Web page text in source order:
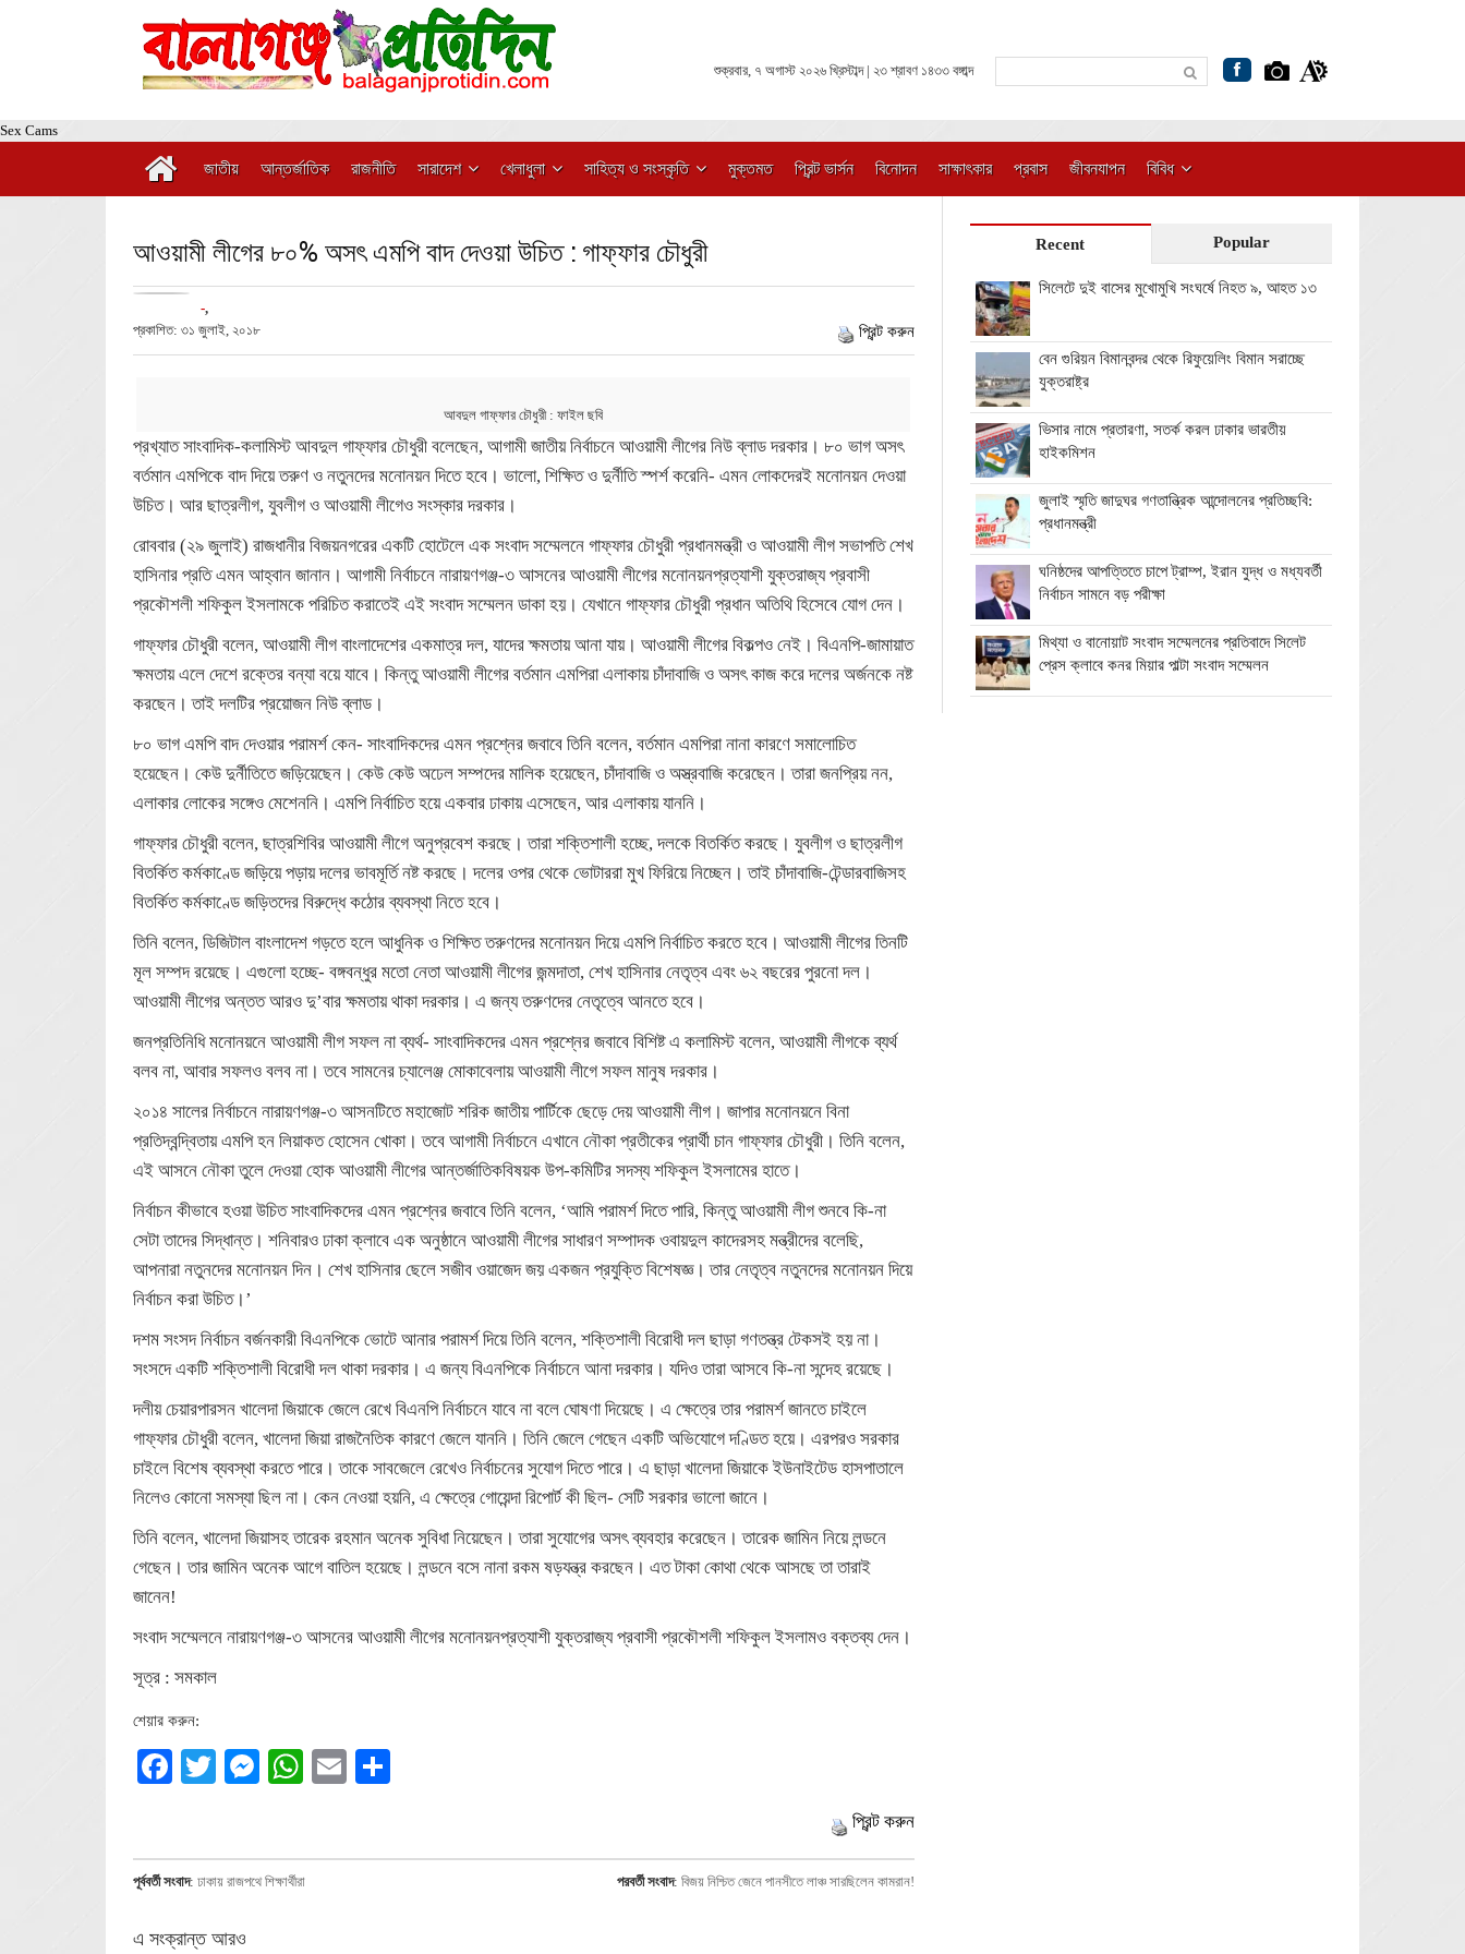
শুক্রবার, ৭ অগাস্ট ২০২৬ খ্রিস্টাব্দ | ২৩ শ্রাবণ ১৪৩৩ বঙ্গাব্দ
Sex Cams
জাতীয় আন্তর্জাতিক রাজনীতি সারাদেশ খেলাধুলা সাহিত্য ও সংস্কৃতি মুক্তমত প্রিন্ট ভার্সন বিনোদন সাক্ষাৎকার প্রবাস জীবনযাপন বিবিধ
আওয়ামী লীগের ৮০% অসৎ এমপি বাদ দেওয়া উচিত : গাফ্‌ফার চৌধুরী
-,
প্রকাশিত: ৩১ জুলাই, ২০১৮
প্রিন্ট করুন
আবদুল গাফ্‌ফার চৌধুরী : ফাইল ছবি
প্রখ্যাত সাংবাদিক-কলামিস্ট আবদুল গাফ্‌ফার চৌধুরী বলেছেন, আগামী জাতীয় নির্বাচনে আওয়ামী লীগের নিউ ব্লাড দরকার। ৮০ ভাগ অসৎ
বর্তমান এমপিকে বাদ দিয়ে তরুণ ও নতুনদের মনোনয়ন দিতে হবে। ভালো, শিক্ষিত ও দুর্নীতি স্পর্শ করেনি- এমন লোকদেরই মনোনয়ন দেওয়া
উচিত। আর ছাত্রলীগ, যুবলীগ ও আওয়ামী লীগেও সংস্কার দরকার।
রোববার (২৯ জুলাই) রাজধানীর বিজয়নগরের একটি হোটেলে এক সংবাদ সম্মেলনে গাফ্‌ফার চৌধুরী প্রধানমন্ত্রী ও আওয়ামী লীগ সভাপতি শেখ
হাসিনার প্রতি এমন আহ্বান জানান। আগামী নির্বাচনে নারায়ণগঞ্জ-৩ আসনের আওয়ামী লীগের মনোনয়নপ্রত্যাশী যুক্তরাজ্য প্রবাসী
প্রকৌশলী শফিকুল ইসলামকে পরিচিত করাতেই এই সংবাদ সম্মেলন ডাকা হয়। যেখানে গাফ্‌ফার চৌধুরী প্রধান অতিথি হিসেবে যোগ দেন।
গাফ্‌ফার চৌধুরী বলেন, আওয়ামী লীগ বাংলাদেশের একমাত্র দল, যাদের ক্ষমতায় আনা যায়। আওয়ামী লীগের বিকল্পও নেই। বিএনপি-জামায়াত
ক্ষমতায় এলে দেশে রক্তের বন্যা বয়ে যাবে। কিন্তু আওয়ামী লীগের বর্তমান এমপিরা এলাকায় চাঁদাবাজি ও অসৎ কাজ করে দলের অর্জনকে নষ্ট
করছেন। তাই দলটির প্রয়োজন নিউ ব্লাড।
৮০ ভাগ এমপি বাদ দেওয়ার পরামর্শ কেন- সাংবাদিকদের এমন প্রশ্নের জবাবে তিনি বলেন, বর্তমান এমপিরা নানা কারণে সমালোচিত
হয়েছেন। কেউ দুর্নীতিতে জড়িয়েছেন। কেউ কেউ অঢেল সম্পদের মালিক হয়েছেন, চাঁদাবাজি ও অস্ত্রবাজি করেছেন। তারা জনপ্রিয় নন,
এলাকার লোকের সঙ্গেও মেশেননি। এমপি নির্বাচিত হয়ে একবার ঢাকায় এসেছেন, আর এলাকায় যাননি।
গাফ্‌ফার চৌধুরী বলেন, ছাত্রশিবির আওয়ামী লীগে অনুপ্রবেশ করছে। তারা শক্তিশালী হচ্ছে, দলকে বিতর্কিত করছে। যুবলীগ ও ছাত্রলীগ
বিতর্কিত কর্মকাণ্ডে জড়িয়ে পড়ায় দলের ভাবমূর্তি নষ্ট করছে। দলের ওপর থেকে ভোটাররা মুখ ফিরিয়ে নিচ্ছেন। তাই চাঁদাবাজি-টেন্ডারবাজিসহ
বিতর্কিত কর্মকাণ্ডে জড়িতদের বিরুদ্ধে কঠোর ব্যবস্থা নিতে হবে।
তিনি বলেন, ডিজিটাল বাংলাদেশ গড়তে হলে আধুনিক ও শিক্ষিত তরুণদের মনোনয়ন দিয়ে এমপি নির্বাচিত করতে হবে। আওয়ামী লীগের তিনটি
মূল সম্পদ রয়েছে। এগুলো হচ্ছে- বঙ্গবন্ধুর মতো নেতা আওয়ামী লীগের জন্মদাতা, শেখ হাসিনার নেতৃত্ব এবং ৬২ বছরের পুরনো দল।
আওয়ামী লীগের অন্তত আরও দু’বার ক্ষমতায় থাকা দরকার। এ জন্য তরুণদের নেতৃত্বে আনতে হবে।
জনপ্রতিনিধি মনোনয়নে আওয়ামী লীগ সফল না ব্যর্থ- সাংবাদিকদের এমন প্রশ্নের জবাবে বিশিষ্ট এ কলামিস্ট বলেন, আওয়ামী লীগকে ব্যর্থ
বলব না, আবার সফলও বলব না। তবে সামনের চ্যালেঞ্জ মোকাবেলায় আওয়ামী লীগে সফল মানুষ দরকার।
২০১৪ সালের নির্বাচনে নারায়ণগঞ্জ-৩ আসনটিতে মহাজোট শরিক জাতীয় পার্টিকে ছেড়ে দেয় আওয়ামী লীগ। জাপার মনোনয়নে বিনা
প্রতিদ্বন্দ্বিতায় এমপি হন লিয়াকত হোসেন খোকা। তবে আগামী নির্বাচনে এখানে নৌকা প্রতীকের প্রার্থী চান গাফ্‌ফার চৌধুরী। তিনি বলেন,
এই আসনে নৌকা তুলে দেওয়া হোক আওয়ামী লীগের আন্তর্জাতিকবিষয়ক উপ-কমিটির সদস্য শফিকুল ইসলামের হাতে।
নির্বাচন কীভাবে হওয়া উচিত সাংবাদিকদের এমন প্রশ্নের জবাবে তিনি বলেন, ‘আমি পরামর্শ দিতে পারি, কিন্তু আওয়ামী লীগ শুনবে কি-না
সেটা তাদের সিদ্ধান্ত। শনিবারও ঢাকা ক্লাবে এক অনুষ্ঠানে আওয়ামী লীগের সাধারণ সম্পাদক ওবায়দুল কাদেরসহ মন্ত্রীদের বলেছি,
আপনারা নতুনদের মনোনয়ন দিন। শেখ হাসিনার ছেলে সজীব ওয়াজেদ জয় একজন প্রযুক্তি বিশেষজ্ঞ। তার নেতৃত্ব নতুনদের মনোনয়ন দিয়ে
নির্বাচন করা উচিত।’
দশম সংসদ নির্বাচন বর্জনকারী বিএনপিকে ভোটে আনার পরামর্শ দিয়ে তিনি বলেন, শক্তিশালী বিরোধী দল ছাড়া গণতন্ত্র টেকসই হয় না।
সংসদে একটি শক্তিশালী বিরোধী দল থাকা দরকার। এ জন্য বিএনপিকে নির্বাচনে আনা দরকার। যদিও তারা আসবে কি-না সন্দেহ রয়েছে।
দলীয় চেয়ারপারসন খালেদা জিয়াকে জেলে রেখে বিএনপি নির্বাচনে যাবে না বলে ঘোষণা দিয়েছে। এ ক্ষেত্রে তার পরামর্শ জানতে চাইলে
গাফ্‌ফার চৌধুরী বলেন, খালেদা জিয়া রাজনৈতিক কারণে জেলে যাননি। তিনি জেলে গেছেন একটি অভিযোগে দণ্ডিত হয়ে। এরপরও সরকার
চাইলে বিশেষ ব্যবস্থা করতে পারে। তাকে সাবজেলে রেখেও নির্বাচনের সুযোগ দিতে পারে। এ ছাড়া খালেদা জিয়াকে ইউনাইটেড হাসপাতালে
নিলেও কোনো সমস্যা ছিল না। কেন নেওয়া হয়নি, এ ক্ষেত্রে গোয়েন্দা রিপোর্ট কী ছিল- সেটি সরকার ভালো জানে।
তিনি বলেন, খালেদা জিয়াসহ তারেক রহমান অনেক সুবিধা নিয়েছেন। তারা সুযোগের অসৎ ব্যবহার করেছেন। তারেক জামিন নিয়ে লন্ডনে
গেছেন। তার জামিন অনেক আগে বাতিল হয়েছে। লন্ডনে বসে নানা রকম ষড়যন্ত্র করছেন। এত টাকা কোথা থেকে আসছে তা তারাই
জানেন!
সংবাদ সম্মেলনে নারায়ণগঞ্জ-৩ আসনের আওয়ামী লীগের মনোনয়নপ্রত্যাশী যুক্তরাজ্য প্রবাসী প্রকৌশলী শফিকুল ইসলামও বক্তব্য দেন।
সূত্র : সমকাল
শেয়ার করুন:
Facebook
TwitterMessenger
WhatsApp
Email
প্রিন্ট করুন
পূর্ববর্তী সংবাদ: ঢাকায় রাজপথে শিক্ষার্থীরা পরবর্তী সংবাদ: বিজয় নিশ্চিত জেনে পানসীতে লাঞ্চ সারছিলেন কামরান!
এ সংক্রান্ত আরও
Recent Popular
সিলেটে দুই বাসের মুখোমুখি সংঘর্ষে নিহত ৯, আহত ১৩
বেন গুরিয়ন বিমানবন্দর থেকে রিফুয়েলিং বিমান সরাচ্ছে
যুক্তরাষ্ট্র
ভিসার নামে প্রতারণা, সতর্ক করল ঢাকার ভারতীয়
হাইকমিশন
জুলাই স্মৃতি জাদুঘর গণতান্ত্রিক আন্দোলনের প্রতিচ্ছবি:
প্রধানমন্ত্রী
ঘনিষ্ঠদের আপত্তিতে চাপে ট্রাম্প, ইরান যুদ্ধ ও মধ্যবর্তী
নির্বাচন সামনে বড় পরীক্ষা
মিথ্যা ও বানোয়াট সংবাদ সম্মেলনের প্রতিবাদে সিলেট
প্রেস ক্লাবে কনর মিয়ার পাল্টা সংবাদ সম্মেলন